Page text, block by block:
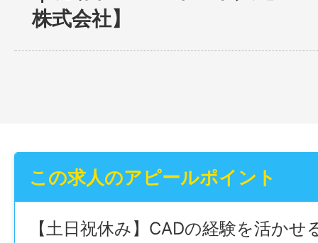
株式会社】
この求人のアピールポイント
【土日祝休み】CADの経験を活かせ